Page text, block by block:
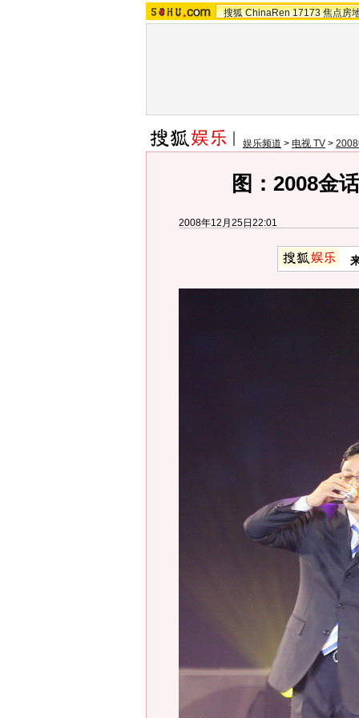
搜狐 ChinaRen 17173 焦点房
娱乐频道 > 电视 TV >
图：2008金
2008年12月25日22:01